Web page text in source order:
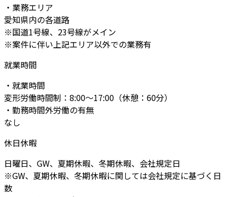
・業務エリア
愛知県内の各道路
※国道1号線、23号線がメイン
※案件に伴い上記エリア以外での業務有
就業時間
・就業時間
変形労働時間制：8:00～17:00（休憩：60分）
・勤務時間外労働の有無
なし
休日休暇
日曜日、GW、夏期休暇、冬期休暇、会社規定日
※GW、夏期休暇、冬期休暇に関しては会社規定に基づく日
数